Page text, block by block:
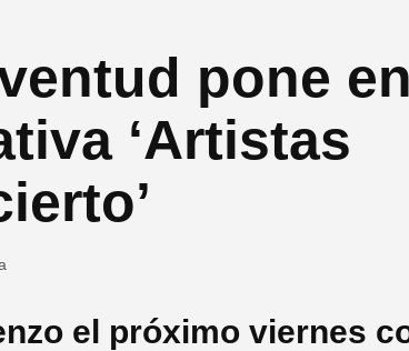
pone en
‘Artistas
el próximo viernes